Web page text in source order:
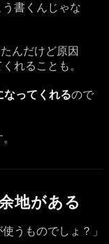
書くんじゃな
んだけど原因
れることも。
ってくれるので
地がある
うものでしょ？」